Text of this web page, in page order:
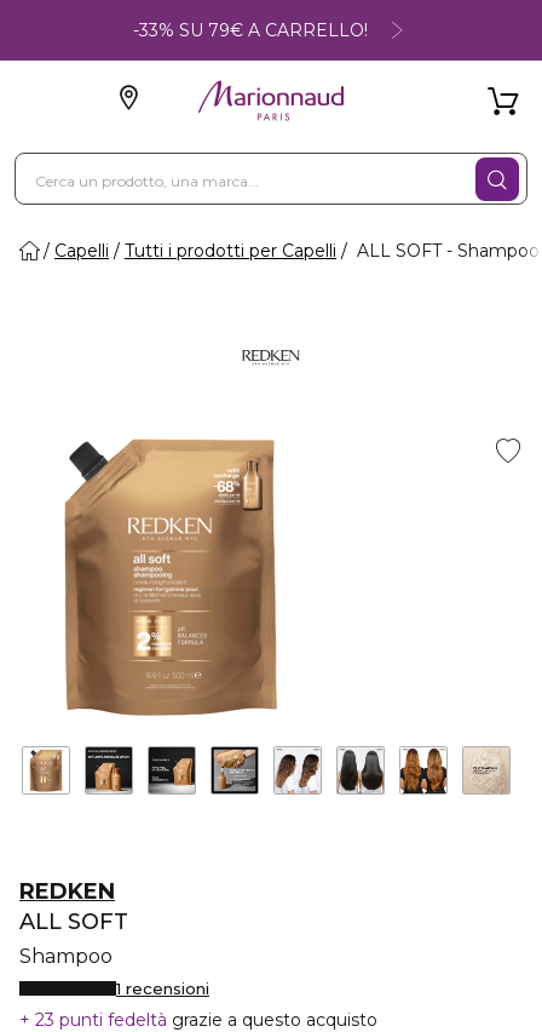
-33% SU 79€ A CARRELLO!
Capelli Tutti i prodotti per Capelli ALL SOFT - Shampoo
REDKEN
ALL SOFT
Shampoo
1 recensioni
23 punti fedeltà grazie a questo acquisto